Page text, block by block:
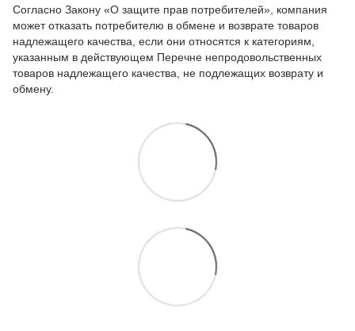
Согласно Закону «О защите прав потребителей» , компания
может отказать потребителю в обмене и возврате товаров
надлежащего качества, если они относятся к категориям,
указанным в действующем Перечне непродовольственных
товаров надлежащего качества, не подлежащих возврату и
обмену.